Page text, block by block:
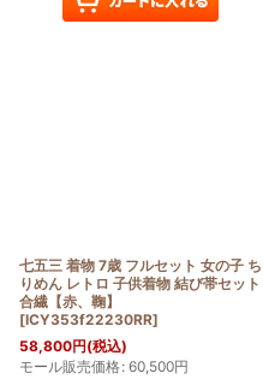
七五三 着物 7歳 フルセット 女の子 ち
りめん レトロ 子供着物 結び帯セット
合繊【赤、鞠】
[ICY353f22230RR]
58,800円(税込)
モール販売価格: 60,500円